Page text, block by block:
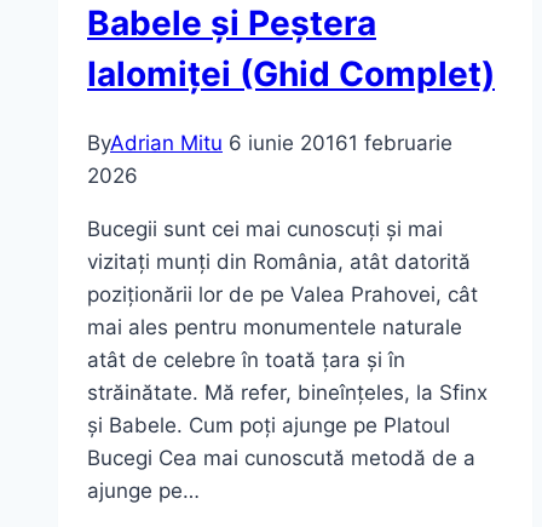
Babele și Peștera
Ialomiței (Ghid Complet)
ByAdrian Mitu 6 iunie 20161 februarie
2026
Bucegii sunt cei mai cunoscuți și mai
vizitați munți din România, atât datorită
poziționării lor de pe Valea Prahovei, cât
mai ales pentru monumentele naturale
atât de celebre în toată țara și în
străinătate. Mă refer, bineînțeles, la Sfinx
și Babele. Cum poți ajunge pe Platoul
Bucegi Cea mai cunoscută metodă de a
ajunge pe…